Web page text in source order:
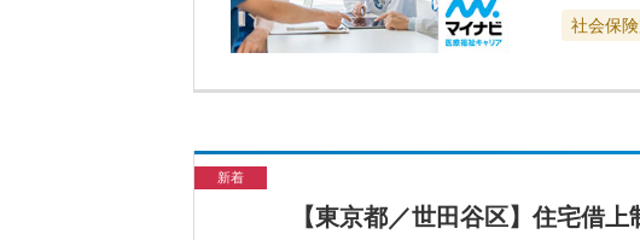
社会保
新着
【東京都／世田谷区】住宅借